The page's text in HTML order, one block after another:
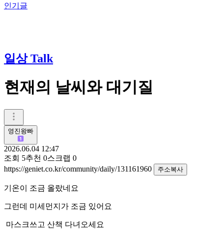
인기글
일상 Talk
현재의 날씨와 대기질
영진왕빠
2026.06.04 12:47
조회 5추천 0스크랩 0
https://geniet.co.kr/community/daily/131161960
주소복사
기온이 조금 올랐네요
그런데 미세먼지가 조금 있어요
마스크쓰고 산책 다녀오세요